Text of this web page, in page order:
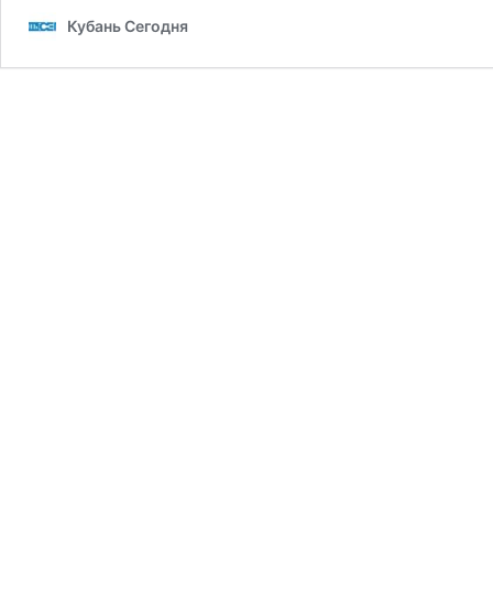
Кубань Сегодня